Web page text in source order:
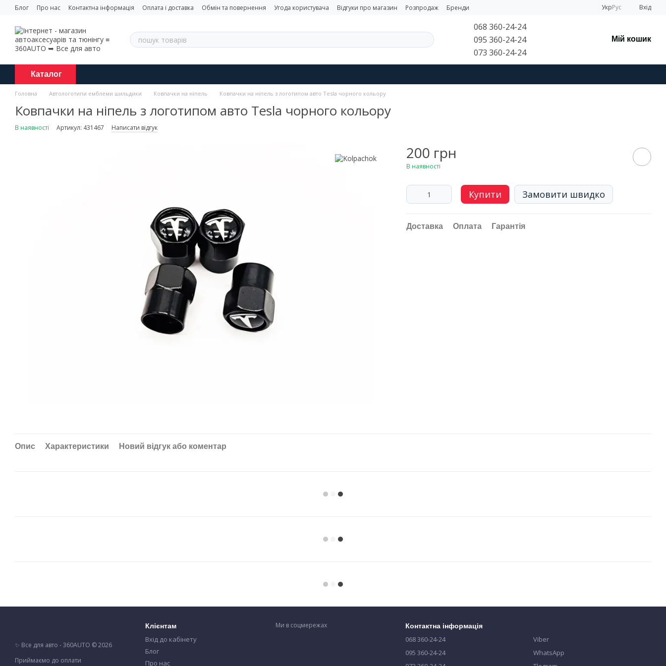
Перейти до основного контенту
Блог Про нас Контактна інформація Оплата і доставка Обмін та повернення Угода користувача Відгуки про магазин Розпродаж Бренди УкрРус Вхід
068 360-24-24
095 360-24-24
073 360-24-24
Мій кошик
Каталог
Головна Автологотипи емблеми шильдики Ковпачки на ніпель Ковпачки на ніпель з логотипом авто Tesla чорного кольору
Ковпачки на ніпель з логотипом авто Tesla чорного кольору
В наявності Артикул: 431467 Написати відгук
200 грн
В наявності
Купити Замовити швидко
Доставка Оплата Гарантія
Опис Характеристики Новий відгук або коментар
✨ Все для авто - 360AUTO © 2026
Приймаємо до оплати
Клієнтам
Вхід до кабінету
Блог
Про нас
Ми в соцмережах Контактна інформація
068 360-24-24
095 360-24-24
Viber
WhatsApp